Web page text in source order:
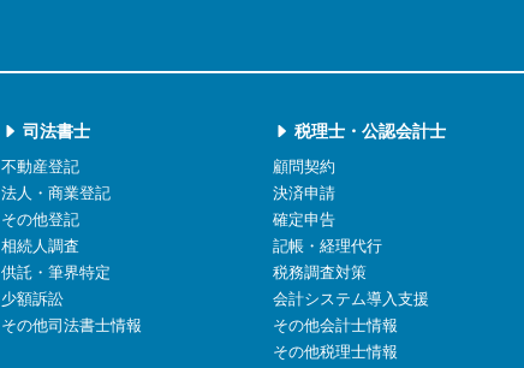
司法書士
不動産登記
法人・商業登記
その他登記
相続人調査
供託・筆界特定
少額訴訟
その他司法書士情報
税理士・公認会計士
顧問契約
決済申請
確定申告
記帳・経理代行
税務調査対策
会計システム導入支援
その他会計士情報
その他税理士情報